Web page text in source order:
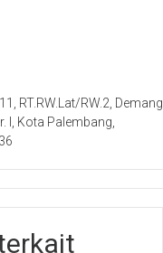
RT.RW.Lat/RW.2, Demang
I, Kota Palembang,